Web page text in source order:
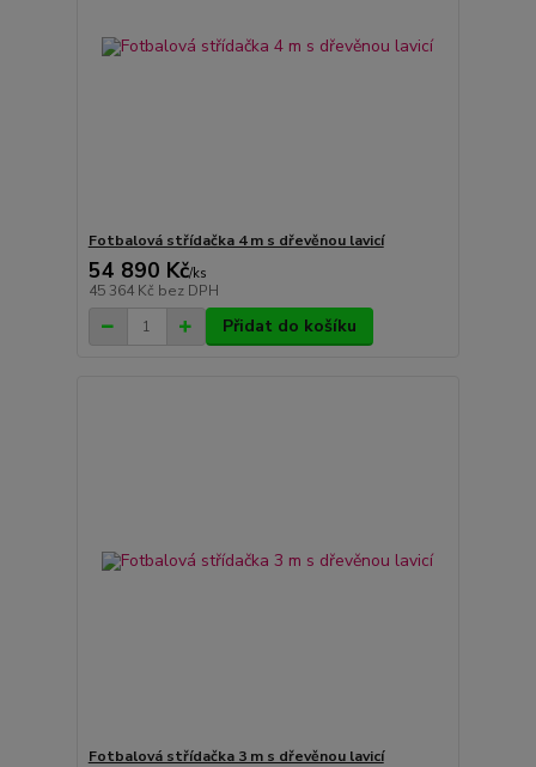
Fotbalová střídačka 4 m s dřevěnou lavicí
54 890 Kč/ks
45 364 Kč bez DPH
Přidat do košíku
Fotbalová střídačka 3 m s dřevěnou lavicí